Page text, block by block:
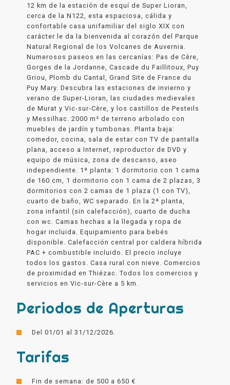
12 km de la estación de esquí de Super Lioran,
cerca de la N122, esta espaciosa, cálida y
confortable casa unifamiliar del siglo XIX con
carácter le da la bienvenida al corazón del Parque
Natural Regional de los Volcanes de Auvernia.
Numerosos paseos en las cercanías: Pas de Cère,
Gorges de la Jordanne, Cascade du Faillitoux, Puy
Griou, Plomb du Cantal, Grand Site de France du
Puy Mary. Descubra las estaciones de invierno y
verano de Super-Lioran, las ciudades medievales
de Murat y Vic-sur-Cère, y los castillos de Pesteils
y Messilhac. 2000 m² de terreno arbolado con
muebles de jardín y tumbonas. Planta baja:
comedor, cocina, sala de estar con TV de pantalla
plana, acceso a Internet, reproductor de DVD y
equipo de música, zona de descanso, aseo
independiente. 1ª planta: 1 dormitorio con 1 cama
de 160 cm, 1 dormitorio con 1 cama de 2 plazas, 3
dormitorios con 2 camas de 1 plaza (1 con TV),
cuarto de baño, WC separado. En la 2ª planta,
zona infantil (sin calefacción), cuarto de ducha
con wc. Camas hechas a la llegada y ropa de
hogar incluida. Equipamiento para bebés
disponible. Calefacción central por caldera híbrida
PAC + combustible incluido. El precio incluye
todos los gastos. Casa rural con nieve. Comercios
de proximidad en Thiézac. Todos los comercios y
servicios en Vic-sur-Cère a 5 km.
Periodos de Aperturas
Del 01/01 al 31/12/2026.
Tarifas
Fin de semana: de 500 a 650 €